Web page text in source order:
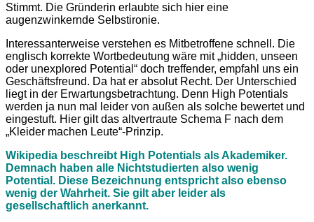
Stimmt. Die Gründerin erlaubte sich hier eine
augenzwinkernde Selbstironie.
Interessanterweise verstehen es Mitbetroffene schnell. Die
englisch korrekte Wortbedeutung wäre mit „hidden, unseen
oder unexplored Potential“ doch treffender, empfahl uns ein
Geschäftsfreund. Da hat er absolut Recht. Der Unterschied
liegt in der Erwartungsbetrachtung. Denn High Potentials
werden ja nun mal leider von außen als solche bewertet und
eingestuft. Hier gilt das altvertraute Schema F nach dem
„Kleider machen Leute“-Prinzip.
Wikipedia beschreibt High Potentials als Akademiker.
Demnach haben alle Nichtstudierten also wenig
Potential. Diese Bezeichnung entspricht also ebenso
wenig der Wahrheit. Sie gilt aber leider als
gesellschaftlich anerkannt.